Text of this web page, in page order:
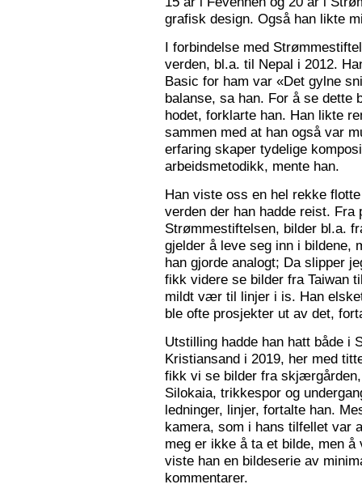
grafisk design. Også han likte
I forbindelse med
verden, bl.a. til Nepal i 2012.
Basic for ham var «Det gylne
balanse, sa han. For å se dette
hodet, forklarte han. Han likte
sammen med at han også var
erfaring skaper tydelige
arbeidsmetodikk, mente han.
Han viste oss en hel rekke
verden der han hadde reist. Fra
Strømmestiftelsen, bilder bl.a.
gjelder å leve seg inn i bildene,
han gjorde analogt; Da slipper
fikk videre se bilder fra Taiwan
mildt vær til linjer i is. Han
ble ofte prosjekter ut av det,
Utstilling hadde han hatt både i
Kristiansand i 2019, her med
fikk vi se bilder fra
Silokaia, trikkespor og
ledninger, linjer, fortalte han.
kamera, som i hans tilfellet var
meg er ikke å ta et bilde, men
viste han en bildeserie av
kommentarer.